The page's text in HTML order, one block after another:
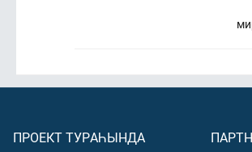
ПРОЕКТ ТУРАҺЫНДА